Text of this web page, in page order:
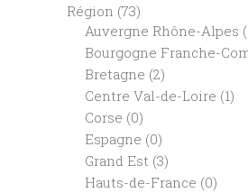
Région (73)
Auvergne Rhône-Alpes
Bourgogne Franche-
Bretagne (2)
Centre Val-de-Loire (1)
Corse (0)
Espagne (0)
Grand Est (3)
Hauts-de-France (0)